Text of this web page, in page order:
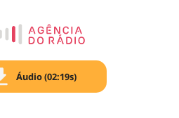
Áudio (02:19s)